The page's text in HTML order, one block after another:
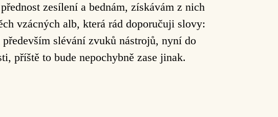
zesílení a bednám, získávám z nich
vzácných alb, která rád doporučuji slovy:
slévání zvuků nástrojů, nyní do
příště to bude nepochybně zase jinak.